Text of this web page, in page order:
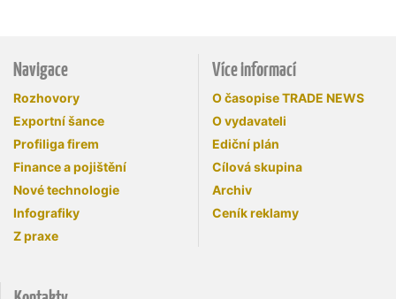
Navigace
Rozhovory
Exportní šance
Profiliga firem
Finance a pojištění
Nové technologie
Infografiky
Z praxe
Více informací
O časopise TRADE NEWS
O vydavateli
Ediční plán
Cílová skupina
Archiv
Ceník reklamy